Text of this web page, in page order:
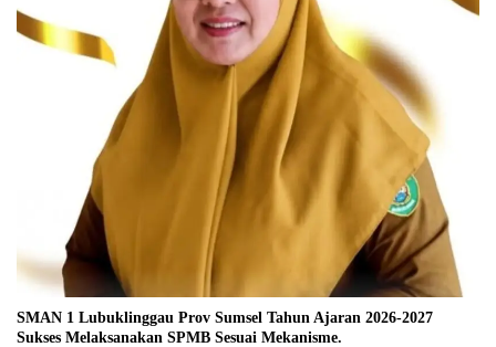
SMAN 1 Lubuklinggau Prov Sumsel Tahun Ajaran 2026-2027
Sukses Melaksanakan SPMB Sesuai Mekanisme.